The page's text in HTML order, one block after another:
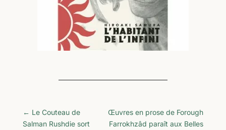
← Le Couteau de
Salman Rushdie sort
Œuvres en prose de Forough
Farrokhzâd paraît aux Belles